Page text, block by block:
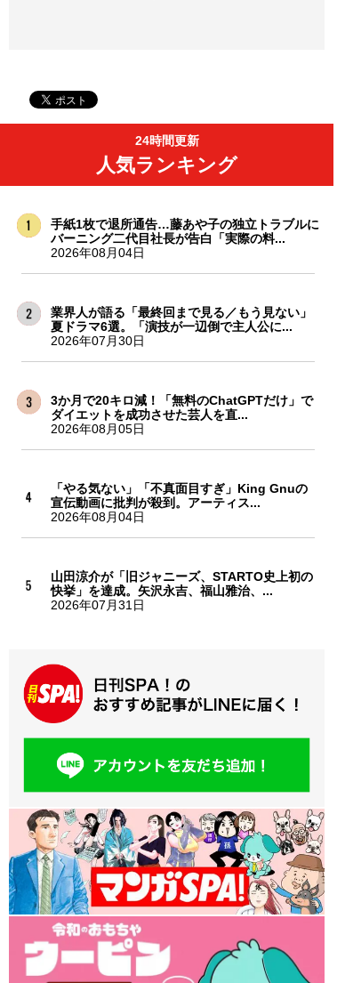
24時間更新
人気ランキング
手紙1枚で退所通告…藤あや子の独立トラブルに
バーニング二代目社長が告白「実際の料...
2026年08月04日
業界人が語る「最終回まで見る／もう見ない」
夏ドラマ6選。「演技が一辺倒で主人公に...
2026年07月30日
3か月で20キロ減！「無料のChatGPTだけ」で
ダイエットを成功させた芸人を直...
2026年08月05日
「やる気ない」「不真面目すぎ」King Gnuの
宣伝動画に批判が殺到。アーティス...
2026年08月04日
山田涼介が「旧ジャニーズ、STARTO史上初の
快挙」を達成。矢沢永吉、福山雅治、...
2026年07月31日